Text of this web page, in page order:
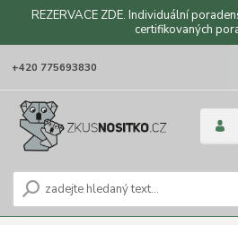
REZERVACE ZDE. Individuální
certifikovaných
+420 775693830